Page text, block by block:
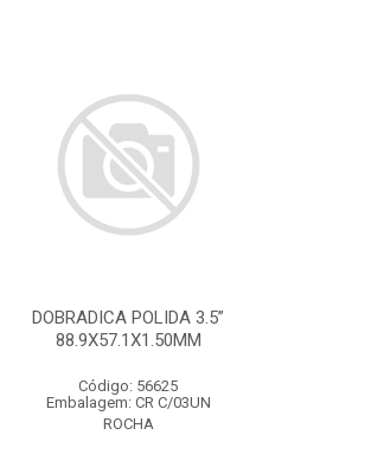
DOBRADICA POLIDA 3.5”
88.9X57.1X1.50MM
Código: 56625
Embalagem: CR C/03UN
ROCHA